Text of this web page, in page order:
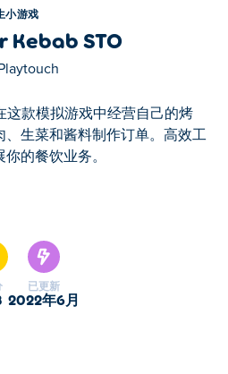
小游戏
Kebab STO
Playtouch
这款模拟游戏中经营自己的烤
生菜和酱料制作订单。高效工
的餐饮业务。
已更新
2022年6月